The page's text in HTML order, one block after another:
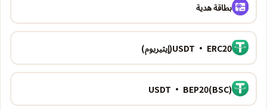
بطاقة هدية
USDT · ERC20(إيثيريوم)
USDT · BEP20(BSC)